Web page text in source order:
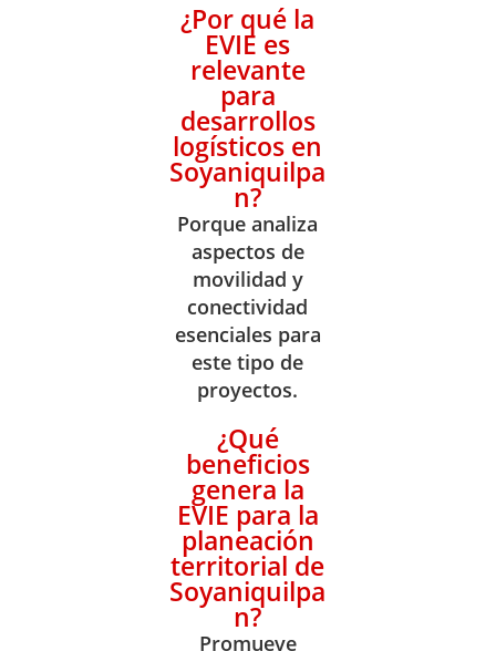
¿Por qué la
EVIE es
relevante
para
desarrollos
logísticos en
Soyaniquilpa
n?
Porque analiza
aspectos de
movilidad y
conectividad
esenciales para
este tipo de
proyectos.
¿Qué
beneficios
genera la
EVIE para la
planeación
territorial de
Soyaniquilpa
n?
Promueve